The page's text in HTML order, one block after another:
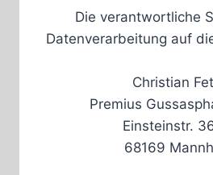
Die verantwortliche
Datenverarbeitung auf
Christian
Premius
Einsteinstr.
68169